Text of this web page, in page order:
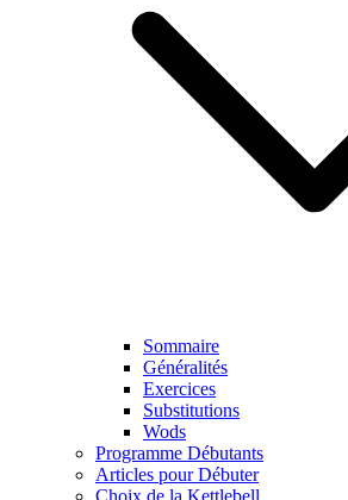
Sommaire
Généralités
Exercices
Substitutions
Wods
Programme Débutants
Articles pour Débuter
Choix de la Kettlebell